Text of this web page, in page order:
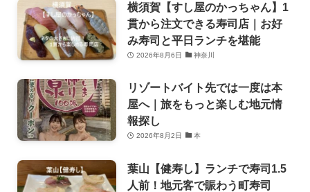
横須賀【すし屋のかっちゃん】1
貫から注文できる寿司店｜お好
み寿司と平日ランチを堪能
2026年8月6日 神奈川
リゾートバイト先では一度は本
屋へ｜旅をもっと楽しむ地元情
報探し
2026年8月2日 本
葉山【健寿し】ランチで寿司1.5
人前！地元客で賑わう町寿司